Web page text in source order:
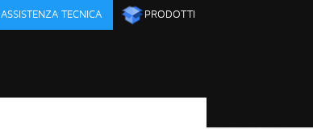
ASSISTENZA TECNICA PRODOTTI